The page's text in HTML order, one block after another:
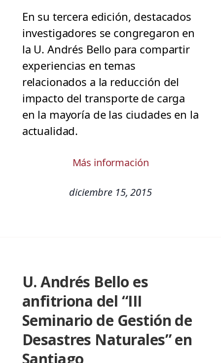
En su tercera edición, destacados
investigadores se congregaron en
la U. Andrés Bello para compartir
experiencias en temas
relacionados a la reducción del
impacto del transporte de carga
en la mayoría de las ciudades en la
actualidad.
Más información
diciembre 15, 2015
U. Andrés Bello es
anfitriona del “III
Seminario de Gestión de
Desastres Naturales” en
Santiago